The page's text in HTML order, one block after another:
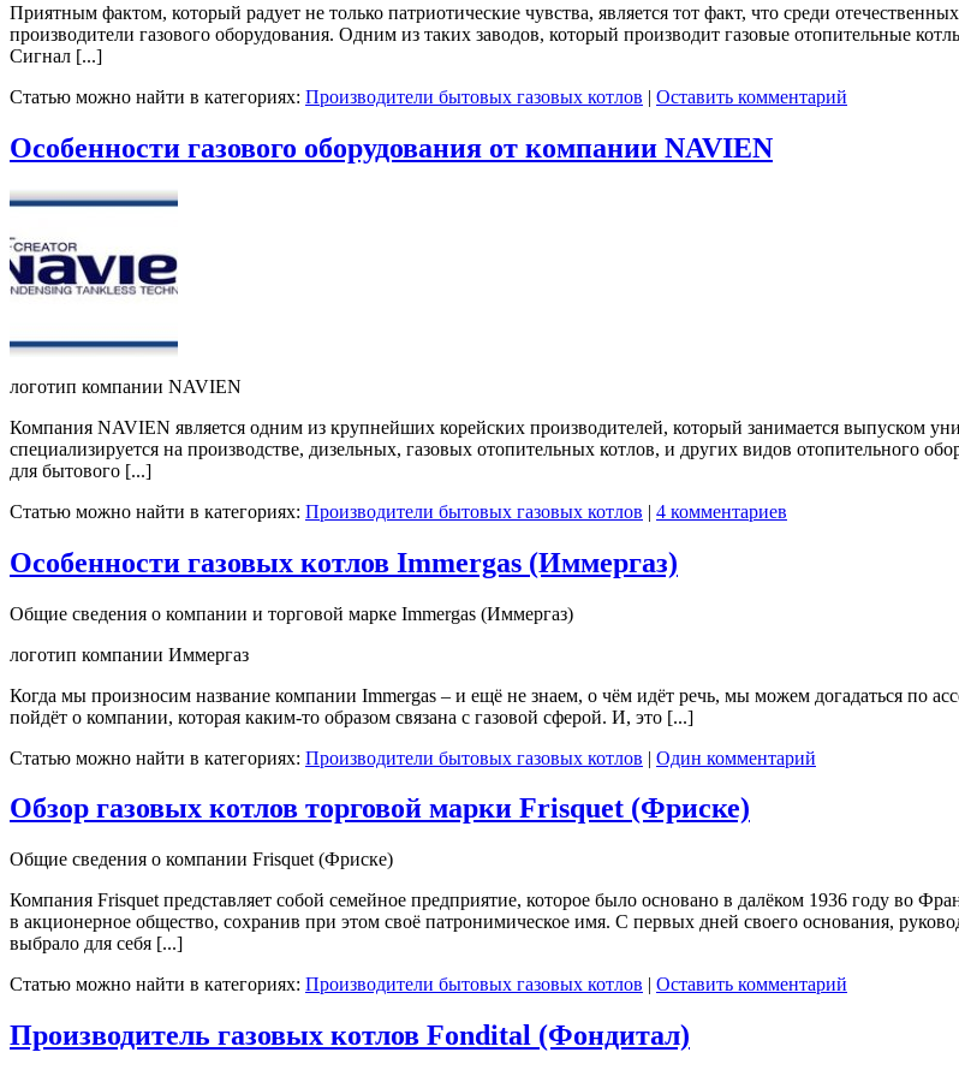
Приятным фактом, который радует не только патриотические чувства, является тот факт, что среди
производители газового оборудования. Одним из таких заводов, который производит газовые отопительные
Сигнал [...]
Статью можно найти в категориях: Производители бытовых газовых котлов | Оставить комментарий
Особенности газового оборудования от компании NAVIEN
логотип компании NAVIEN
Компания NAVIEN является одним из крупнейших корейских производителей, который занимается выпуском
специализируется на производстве, дизельных, газовых отопительных котлов, и других видов отопительного
для бытового [...]
Статью можно найти в категориях: Производители бытовых газовых котлов | 4 комментариев
Особенности газовых котлов Immergas (Иммергаз)
Общие сведения о компании и торговой марке Immergas (Иммергаз)
логотип компании Иммергаз
Когда мы произносим название компании Immergas – и ещё не знаем, о чём идёт речь, мы можем догадаться по
пойдёт о компании, которая каким-то образом связана с газовой сферой. И, это [...]
Статью можно найти в категориях: Производители бытовых газовых котлов | Один комментарий
Обзор газовых котлов торговой марки Frisquet (Фриске)
Общие сведения о компании Frisquet (Фриске)
Компания Frisquet представляет собой семейное предприятие, которое было основано в далёком 1936 году во
в акционерное общество, сохранив при этом своё патронимическое имя. С первых дней своего основания,
выбрало для себя [...]
Статью можно найти в категориях: Производители бытовых газовых котлов | Оставить комментарий
Производитель газовых котлов Fondital (Фондитал)